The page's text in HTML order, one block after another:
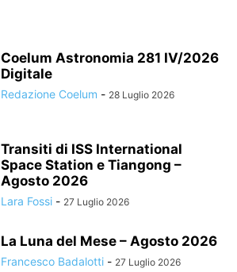
Coelum Astronomia 281 IV/2026
Digitale
Redazione Coelum - 28 Luglio 2026
Transiti di ISS International
Space Station e Tiangong –
Agosto 2026
Lara Fossi - 27 Luglio 2026
La Luna del Mese – Agosto 2026
Francesco Badalotti - 27 Luglio 2026